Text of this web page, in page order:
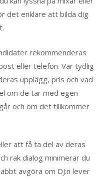
det enklare att bilda dig
rekommenderas
eller telefon. Var tydlig
upplägg, pris och vad
om de tar med egen
och om det tillkommer
att få ta del av deras
rak dialog minimerar du
avgöra om DJ:n lever